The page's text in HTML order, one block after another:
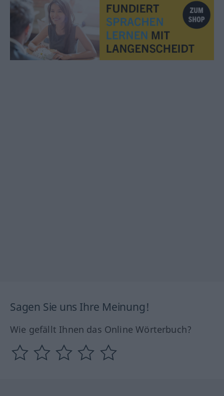
Sagen Sie uns Ihre Meinung!
Wie gefällt Ihnen das Online Wörterbuch?